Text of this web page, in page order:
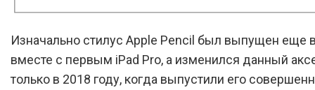
Изначально стилус Apple Pencil был выпущен еще
вместе с первым iPad Pro, а изменился данный
только в 2018 году, когда выпустили его